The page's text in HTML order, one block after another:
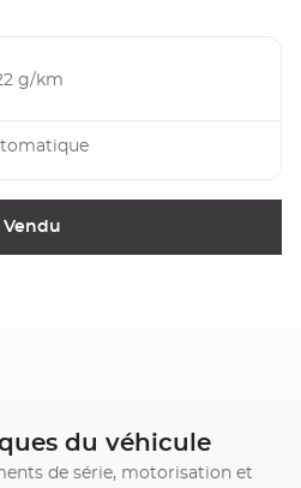
g/km
Vendu
du véhicule
de série, motorisation et